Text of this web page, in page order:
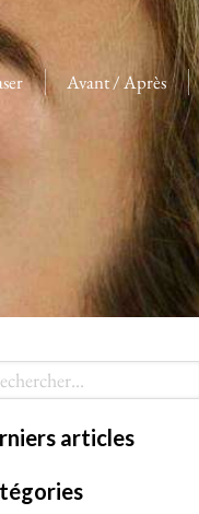
Avant / Après
articles